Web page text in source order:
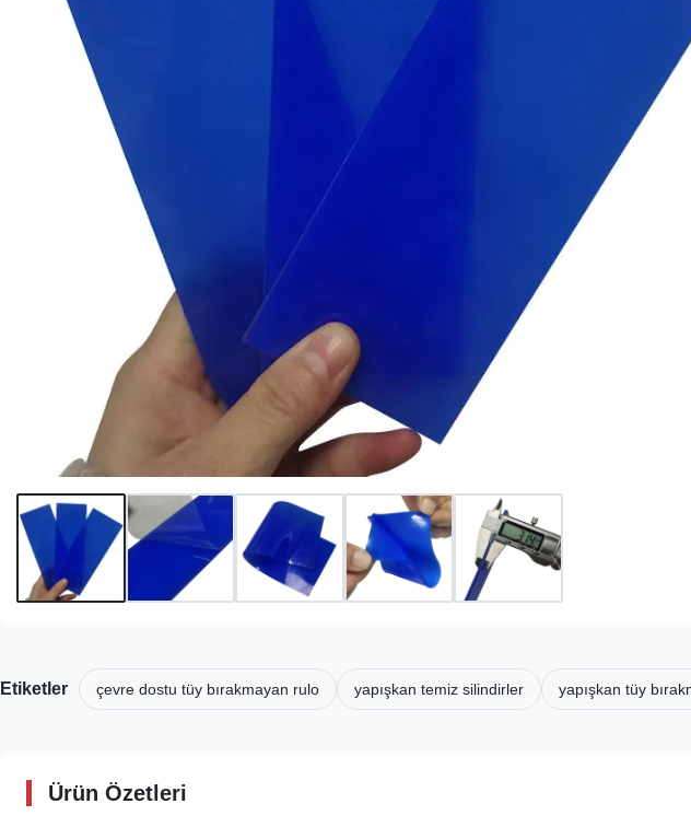
Etiketler çevre dostu tüy bırakmayan rulo yapışkan temiz silindirler yapışkan tüy
Ürün Özetleri